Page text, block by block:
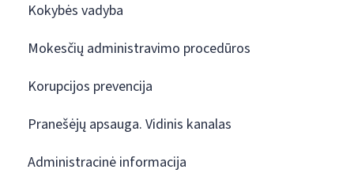
Kokybės vadyba
Mokesčių administravimo procedūros
Korupcijos prevencija
Pranešėjų apsauga. Vidinis kanalas
Administracinė informacija